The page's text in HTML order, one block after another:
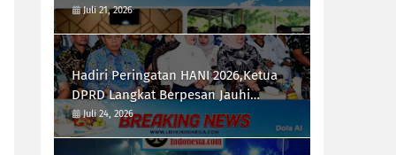
Juli 21, 2026
Hadiri Peringatan HANI 2026,Ketua
DPRD Langkat Berpesan Jauhi
Narkotika
Juli 24, 2026